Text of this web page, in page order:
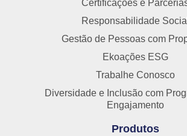
Certificações e
Responsabilidade Social
Gestão de Pessoas com
Ekoações ESG
Trabalhe Conosco
Diversidade e Inclusão com
Engajamento
Produtos